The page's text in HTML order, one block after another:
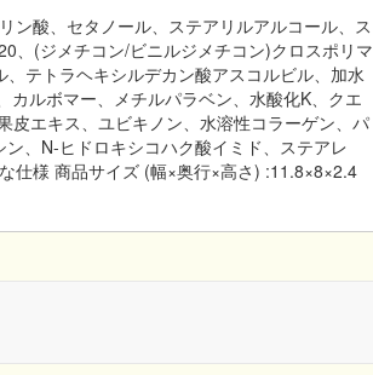
ン酸、セタノール、ステアリルアルコール、ス
、(ジメチコン/ビニルジメチコン)クロスポリマ
テトラヘキシルデカン酸アスコルビル、加水
ルボマー、メチルパラベン、水酸化K、クエ
皮エキス、ユビキノン、水溶性コラーゲン、パ
、N-ヒドロキシコハク酸イミド、ステアレ
仕様 商品サイズ (幅×奥行×高さ) :11.8×8×2.4